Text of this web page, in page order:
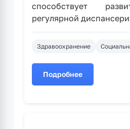
способствует
регулярной
Здравоохранение
Подробнее
о